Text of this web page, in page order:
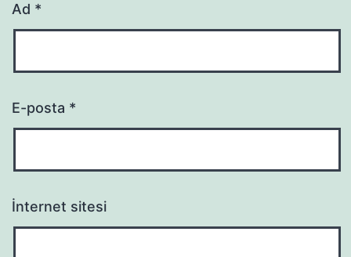
Ad *
E-posta *
İnternet sitesi